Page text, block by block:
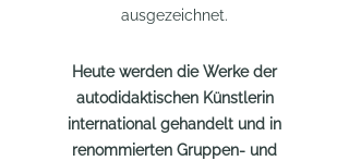
ausgezeichnet.
Heute werden die Werke der
autodidaktischen Künstlerin
international gehandelt und in
renommierten Gruppen- und